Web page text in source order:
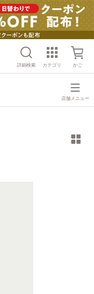
詳細検索 カテゴリ かご
店舗メニュー